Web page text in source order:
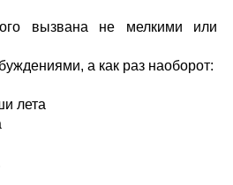
вызвана не мелкими или
а как раз наоборот:
лета